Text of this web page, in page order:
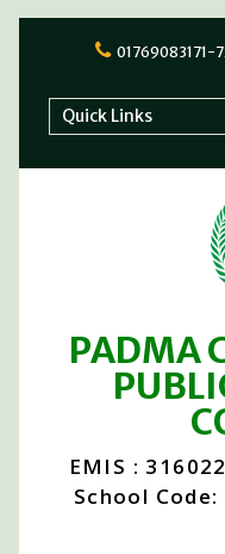
01769083171-
Quick Links
PADMA
EMIS :
School